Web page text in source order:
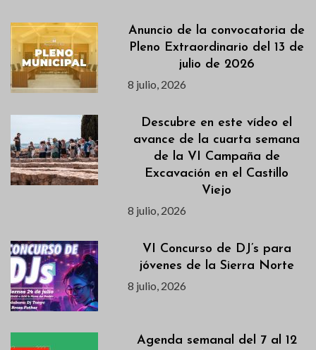
Anuncio de la convocatoria de
Pleno Extraordinario del 13 de
julio de 2026
8 julio, 2026
Descubre en este vídeo el
avance de la cuarta semana
de la VI Campaña de
Excavación en el Castillo
Viejo
8 julio, 2026
VI Concurso de DJ’s para
jóvenes de la Sierra Norte
8 julio, 2026
Agenda semanal del 7 al 12